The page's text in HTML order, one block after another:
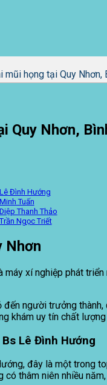
mũi họng tại Quy Nhơn,
Quy Nhơn,
Đình Hướng
Tuấn
Thanh Thảo
Ngọc Triết
Nhơn
xí nghiệp phát
người trưởng
khám uy tín chất lượng
Lê Đình Hướng
đây là một trong
thâm niên nhiều